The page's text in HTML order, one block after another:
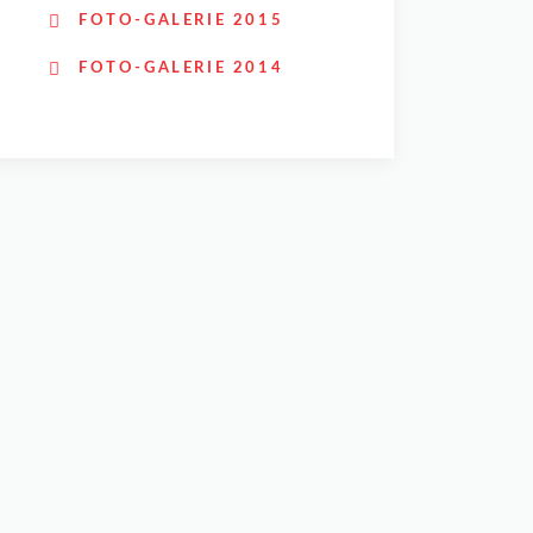
FOTO-GALERIE 2015
FOTO-GALERIE 2014